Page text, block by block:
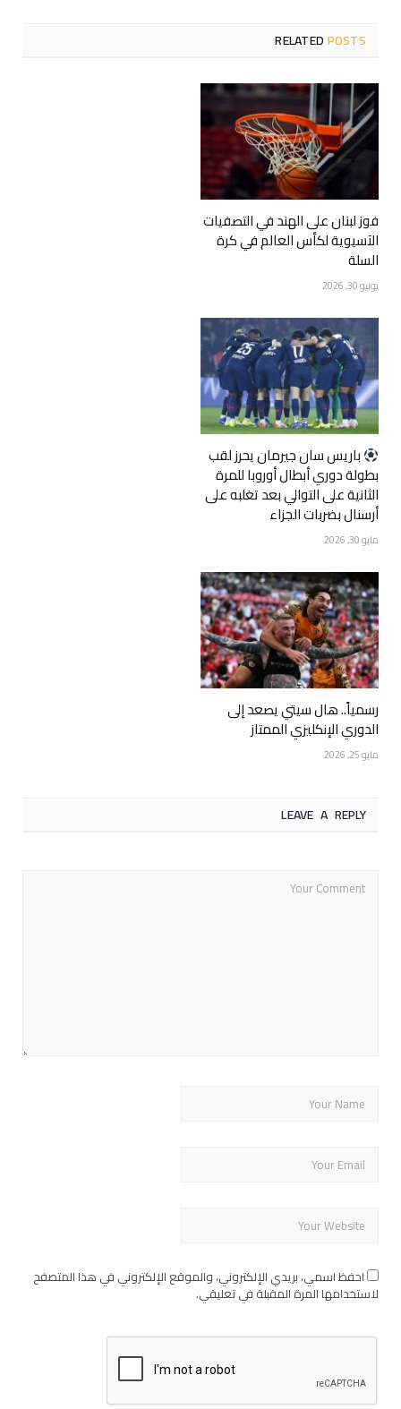
RELATEDPOSTS
فوز لبنان على الهند في التصفيات
الآسيوية لكأس العالم في كرة
السلة
يونيو 30, 2026
‏باريس سان جيرمان يحرز لقب
بطولة دوري أبطال أوروبا للمرة
الثانية على التوالي بعد تغلبه على
أرسنال بضربات الجزاء
مايو 30, 2026
رسمياً.. هال سيتي يصعد إلى
الدوري الإنكليزي الممتاز
مايو 25, 2026
LEAVE A REPLY
احفظ اسمي، بريدي الإلكتروني، والموقع الإلكتروني في هذا المتصفح
لاستخدامها المرة المقبلة في تعليقي.